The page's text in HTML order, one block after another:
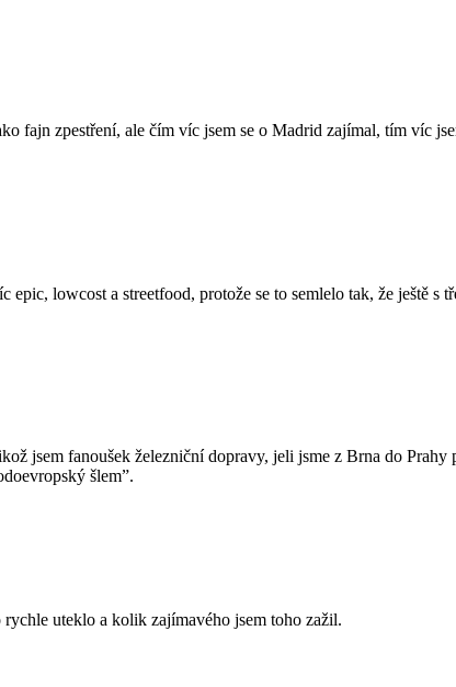
fajn zpestření, ale čím víc jsem se o Madrid zajímal, tím víc
lowcost a streetfood, protože se to semlelo tak, že ještě s
jsem fanoušek železniční dopravy, jeli jsme z Brna do Prahy
šlem”.
uteklo a kolik zajímavého jsem toho zažil.